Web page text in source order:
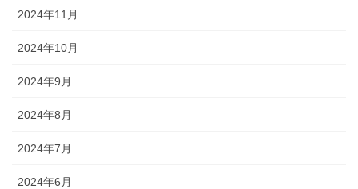
2024年11月
2024年10月
2024年9月
2024年8月
2024年7月
2024年6月